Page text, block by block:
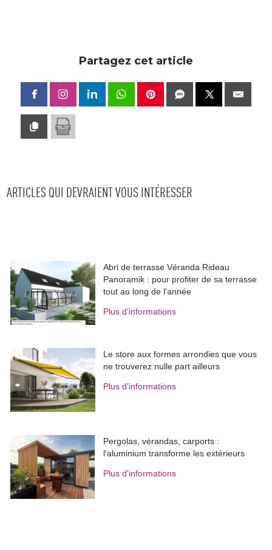
Partagez cet article
ARTICLES QUI DEVRAIENT VOUS INTÉRESSER
Abri de terrasse Véranda Rideau
Panoramik : pour profiter de sa terrasse
tout au long de l'année
Plus d'informations
Le store aux formes arrondies que vous
ne trouverez nulle part ailleurs
Plus d'informations
Pergolas, vérandas, carports :
l'aluminium transforme les extérieurs
Plus d'informations